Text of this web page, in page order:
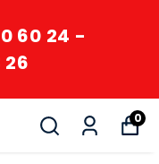
60 24 -
26
0